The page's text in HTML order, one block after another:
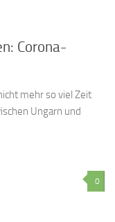
Corona-
mehr so viel Zeit
Ungarn und
0